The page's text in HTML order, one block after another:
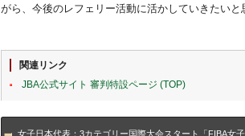
がら、今後のレフェリー活動に活かしていきたいと
関連リンク
JBA公式サイト 審判特設ページ (TOP)
女子日本代表：3カテゴリー国際大会スタート「FIBA女子